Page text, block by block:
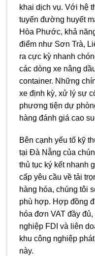
khai dịch vụ. Với hệ
tuyến đường huyết
Hòa Phước, khả
điểm như Sơn Trà,
ra cực kỳ nhanh
các dòng xe nâng
container. Những
xe định kỳ, xử lý sự
phương tiện dự
hàng đánh giá cao
Bên cạnh yếu tố kỹ
tại Đà Nẵng của
thủ tục ký kết nhanh
cấp yêu cầu về tải
hàng hóa, chúng tôi
phù hợp. Hợp đồng
hóa đơn VAT đầy
nghiệp FDI và liên
khu công nghiệp
này.